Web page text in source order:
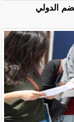
يضم الدولي